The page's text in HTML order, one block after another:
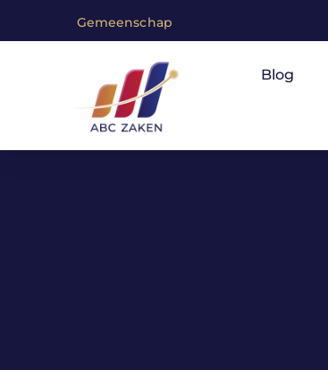
Gemeenschap
Blog